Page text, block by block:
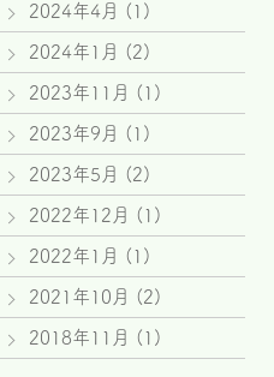
2024年4月 (1)
2024年1月 (2)
2023年11月 (1)
2023年9月 (1)
2023年5月 (2)
2022年12月 (1)
2022年1月 (1)
2021年10月 (2)
2018年11月 (1)